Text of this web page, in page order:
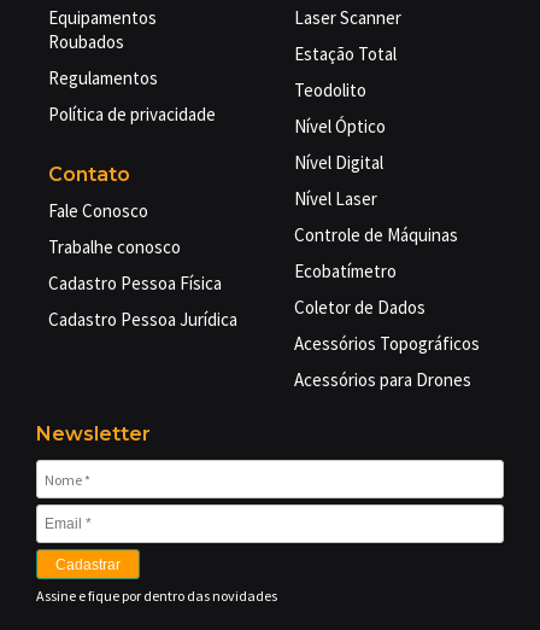
Equipamentos
Roubados
Regulamentos
Política de privacidade
Contato
Fale Conosco
Trabalhe conosco
Cadastro Pessoa Física
Cadastro Pessoa Jurídica
Laser Scanner
Estação Total
Teodolito
Nível Óptico
Nível Digital
Nível Laser
Controle de Máquinas
Ecobatímetro
Coletor de Dados
Acessórios Topográficos
Acessórios para Drones
Newsletter
Cadastrar
Assine e fique por dentro das novidades